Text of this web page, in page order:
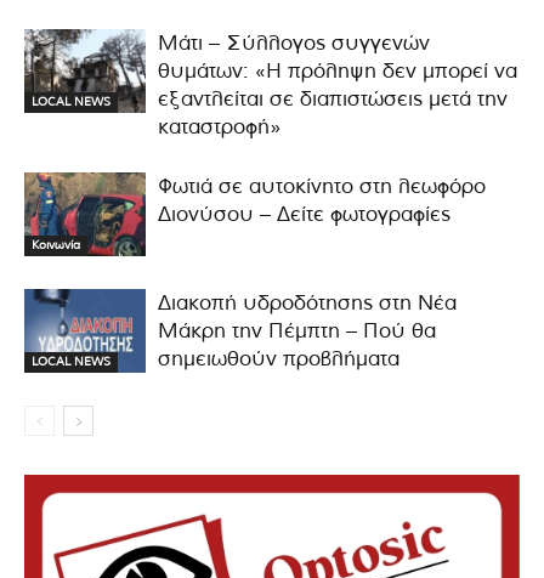
LOCAL NEWS
Μάτι – Σύλλογος συγγενών
θυμάτων: «Η πρόληψη δεν μπορεί να
εξαντλείται σε διαπιστώσεις μετά την
καταστροφή»
Κοινωνία
Φωτιά σε αυτοκίνητο στη λεωφόρο
Διονύσου – Δείτε φωτογραφίες
LOCAL NEWS
Διακοπή υδροδότησης στη Νέα
Μάκρη την Πέμπτη – Πού θα
σημειωθούν προβλήματα